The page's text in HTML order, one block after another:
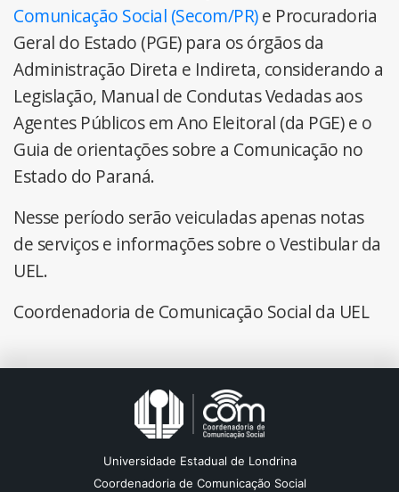
Comunicação Social (Secom/PR)e Procuradoria
Geral do Estado (PGE) para os órgãos da
Administração Direta e Indireta, considerando a
Legislação, Manual de Condutas Vedadas aos
Agentes Públicos em Ano Eleitoral (da PGE) e o
Guia de orientações sobre a Comunicação no
Estado do Paraná.
Nesse período serão veiculadas apenas notas
de serviços e informações sobre o Vestibular da
UEL.
Coordenadoria de Comunicação Social da UEL
Universidade Estadual de Londrina
Coordenadoria de Comunicação Social